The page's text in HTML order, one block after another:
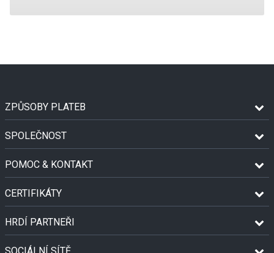
ZPŮSOBY PLATEB
SPOLEČNOST
POMOC & KONTAKT
CERTIFIKÁTY
HRDÍ PARTNEŘI